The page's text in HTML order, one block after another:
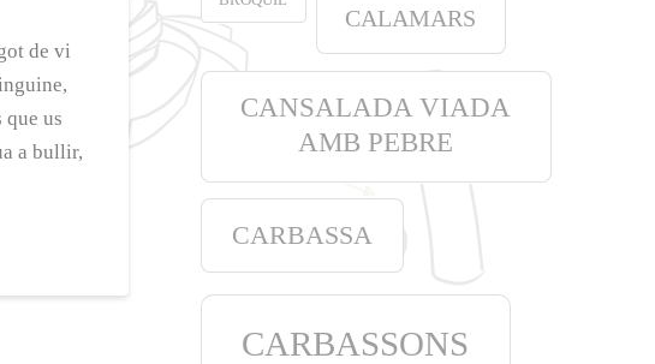
de vi
que us
a bullir,
CALAMARS
CANSALADA VIADA
AMB PEBRE
CARBASSA
CARBASSONS